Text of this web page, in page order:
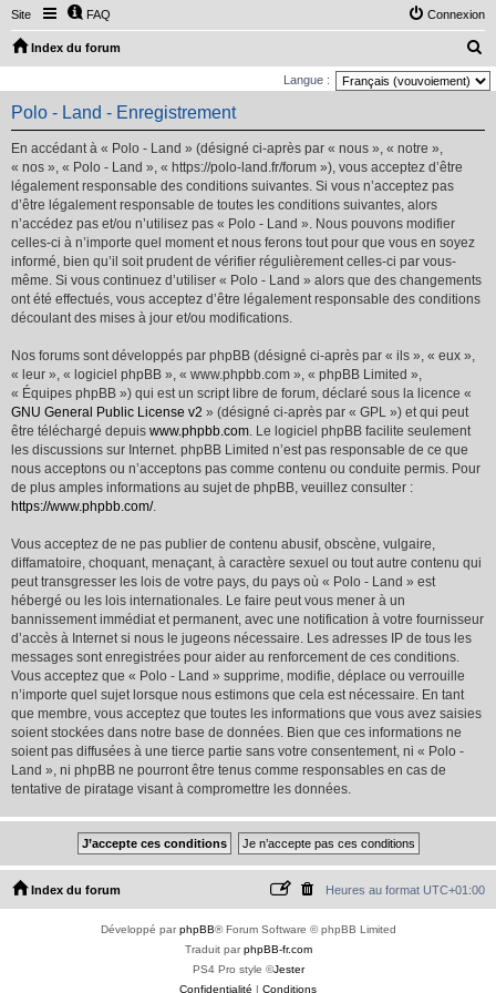
Site FAQ Connexion
Index du forum
e
Langue :
Polo - Land - Enregistrement
En accédant à « Polo - Land » (désigné ci-après par « nous », « notre »,
« nos », « Polo - Land », « https://polo-land.fr/forum »), vous acceptez d’être
légalement responsable des conditions suivantes. Si vous n’acceptez pas
d’être légalement responsable de toutes les conditions suivantes, alors
n’accédez pas et/ou n’utilisez pas « Polo - Land ». Nous pouvons modifier
celles-ci à n’importe quel moment et nous ferons tout pour que vous en soyez
informé, bien qu’il soit prudent de vérifier régulièrement celles-ci par vous-
même. Si vous continuez d’utiliser « Polo - Land » alors que des changements
ont été effectués, vous acceptez d’être légalement responsable des conditions
découlant des mises à jour et/ou modifications.
Nos forums sont développés par phpBB (désigné ci-après par « ils », « eux »,
« leur », « logiciel phpBB », « www.phpbb.com », « phpBB Limited »,
« Équipes phpBB ») qui est un script libre de forum, déclaré sous la licence «
GNU General Public License v2 » (désigné ci-après par « GPL ») et qui peut
être téléchargé depuis www.phpbb.com. Le logiciel phpBB facilite seulement
les discussions sur Internet. phpBB Limited n’est pas responsable de ce que
nous acceptons ou n’acceptons pas comme contenu ou conduite permis. Pour
de plus amples informations au sujet de phpBB, veuillez consulter :
https://www.phpbb.com/.
Vous acceptez de ne pas publier de contenu abusif, obscène, vulgaire,
diffamatoire, choquant, menaçant, à caractère sexuel ou tout autre contenu qui
peut transgresser les lois de votre pays, du pays où « Polo - Land » est
hébergé ou les lois internationales. Le faire peut vous mener à un
bannissement immédiat et permanent, avec une notification à votre fournisseur
d’accès à Internet si nous le jugeons nécessaire. Les adresses IP de tous les
messages sont enregistrées pour aider au renforcement de ces conditions.
Vous acceptez que « Polo - Land » supprime, modifie, déplace ou verrouille
n’importe quel sujet lorsque nous estimons que cela est nécessaire. En tant
que membre, vous acceptez que toutes les informations que vous avez saisies
soient stockées dans notre base de données. Bien que ces informations ne
soient pas diffusées à une tierce partie sans votre consentement, ni « Polo -
Land », ni phpBB ne pourront être tenus comme responsables en cas de
tentative de piratage visant à compromettre les données.
Index du forum Heures au format UTC+01:00
Développé parphpBB® Forum Software © phpBB Limited
Traduit parphpBB-fr.com
PS4 Pro style ©Jester
Confidentialité | Conditions